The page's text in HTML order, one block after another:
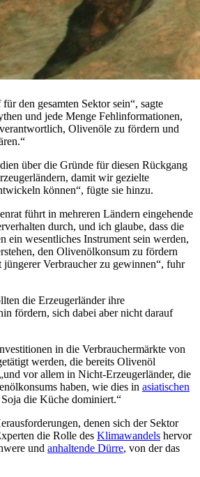
den gesamten Sektor sein“, sagte
und jede Menge Fehlinformationen,
Olivenöle zu fördern und
über die Gründe für diesen Rückgang
damit wir gezielte
können“, fügte sie hinzu.
führt in mehreren Ländern eingehende
durch, und ich glaube, dass die
ein wesentliches Instrument sein werden,
den Olivenölkonsum zu fördern
Verbraucher zu gewinnen“, fuhr
die Erzeugerländer ihre
fördern, sich dabei aber nicht darauf
in die Verbrauchermärkte von
werden, die bereits Olivenöl
vor allem in Nicht-Erzeugerländer, die
haben, wie dies in asiatischen
die Küche dominiert.“
denen sich der Sektor
die Rolle des Klimawandels hervor
und anhaltende Dürre, von der das